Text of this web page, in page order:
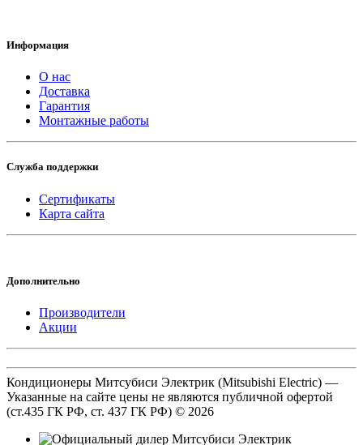
Информация
О нас
Доставка
Гарантия
Монтажные работы
Служба поддержки
Сертификаты
Карта сайта
Дополнительно
Производители
Акции
Кондиционеры Митсубиси Электрик (Mitsubishi Electric) —
Указанные на сайте цены не являются публичной офертой
(ст.435 ГК РФ, cт. 437 ГК РФ) © 2026